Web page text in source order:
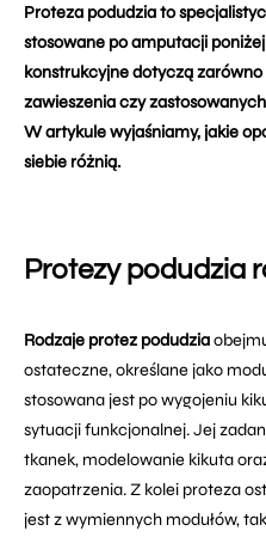
Proteza podudzia to
stosowane po amputacji
konstrukcyjne dotyczą
zawieszenia czy
W artykule wyjaśniamy, jakie
siebie różnią.
Protezy podudzia
Rodzaje protez podudzia
ostateczne, określane jako
stosowana jest po wygojeniu
sytuacji funkcjonalnej. Jej
tkanek, modelowanie kikuta
zaopatrzenia. Z kolei proteza
jest z wymiennych modułów,